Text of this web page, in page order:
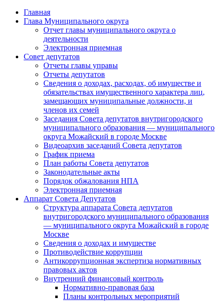
Главная
Глава Муниципального округа
Отчет главы муниципального округа о
деятельности
Электронная приемная
Совет депутатов
Отчеты главы управы
Отчеты депутатов
Сведения о доходах, расходах, об имуществе и
обязательствах имущественного характера лиц,
замещающих муниципальные должности, и
членов их семей
Заседания Совета депутатов внутригородского
муниципального образования — муниципального
округа Можайский в городе Москве
Видеоархив заседаний Совета депутатов
График приема
План работы Совета депутатов
Законодательные акты
Порядок обжалования НПА
Электронная приемная
Аппарат Совета Депутатов
Структура аппарата Совета депутатов
внутригородского муниципального образования
— муниципального округа Можайский в городе
Москве
Сведения о доходах и имуществе
Противодействие коррупции
Антикоррупционная экспертиза нормативных
правовых актов
Внутренний финансовый контроль
Нормативно-правовая база
Планы контрольных мероприятий